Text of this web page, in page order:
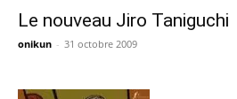
Le nouveau Jiro Taniguchi
onikun - 31 octobre 2009